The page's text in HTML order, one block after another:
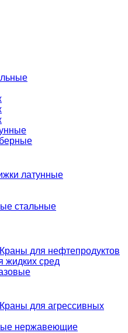
латунные
стальные
Краны для нефтепродуктов
жидких сред
Краны для агрессивных
нержавеющие